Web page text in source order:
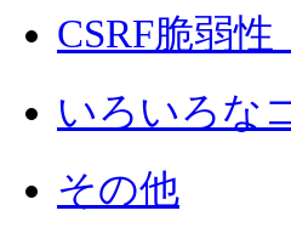
CSRF脆弱
いろいろな
その他